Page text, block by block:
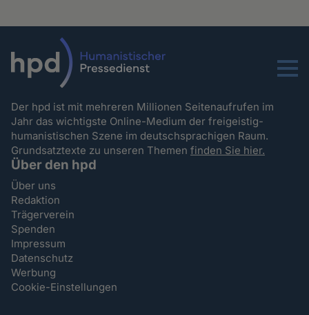
Menu
Der hpd ist mit mehreren Millionen Seitenaufrufen im
Jahr das wichtigste Online-Medium der freigeistig-
humanistischen Szene im deutschsprachigen Raum.
Grundsatztexte zu unseren Themenfinden Sie hier.
Über den hpd
Über uns
Redaktion
Trägerverein
Spenden
Impressum
Datenschutz
Werbung
Cookie-Einstellungen